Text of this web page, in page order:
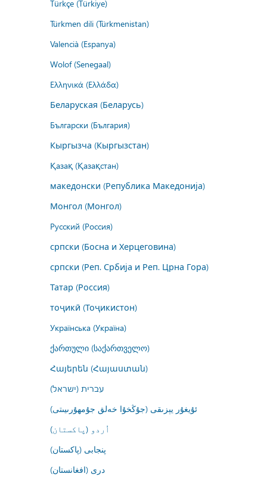
Türkçe (Türkiye)
Türkmen dili (Türkmenistan)
Valencià (Espanya)
Wolof (Senegaal)
Ελληνικά (Ελλάδα)
Беларуская (Беларусь)
Български (България)
Кыргызча (Кыргызстан)
Қазақ (Қазақстан)
македонски (Република Македонија)
Монгол (Монгол)
Русский (Россия)
српски (Босна и Херцеговина)
српски (Реп. Србија и Реп. Црна Гора)
Татар (Россия)
тоҷикӣ (Тоҷикистон)
Українська (Україна)
ქართული (საქართველო)
Հայերեն (Հայաստան)
עברית (ישראל)
ئۇيغۇر يېزىقى (جۇڭخۇا خەلق جۇمھۇرىيىتى)
اُردو (پاکستان)
پنجابی (پاکستان)
درى (افغانستان)